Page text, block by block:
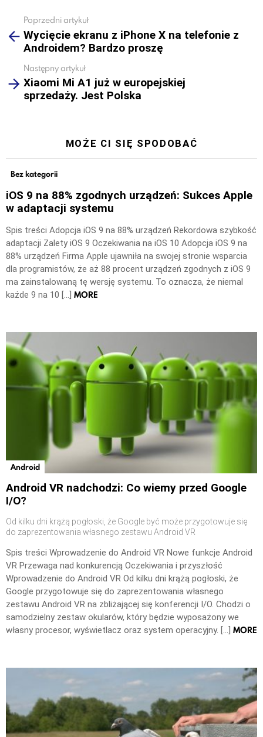
more
Poprzedni artykuł
Wycięcie ekranu z iPhone X na telefonie z
Androidem? Bardzo proszę
Następny artykuł
Xiaomi Mi A1 już w europejskiej
sprzedaży. Jest Polska
MOŻE CI SIĘ SPODOBAĆ
Bez kategorii
iOS 9 na 88% zgodnych urządzeń: Sukces Apple
w adaptacji systemu
Spis treści Adopcja iOS 9 na 88% urządzeń Rekordowa szybkość
adaptacji Zalety iOS 9 Oczekiwania na iOS 10 Adopcja iOS 9 na
88% urządzeń Firma Apple ujawniła na swojej stronie wsparcia
dla programistów, że aż 88 procent urządzeń zgodnych z iOS 9
ma zainstalowaną tę wersję systemu. To oznacza, że niemal
każde 9 na 10 […] MORE
Android
Android VR nadchodzi: Co wiemy przed Google
I/O?
Od kilku dni krążą pogłoski, że Google być może przygotowuje się
do zaprezentowania własnego zestawu Android VR
Spis treści Wprowadzenie do Android VR Nowe funkcje Android
VR Przewaga nad konkurencją Oczekiwania i przyszłość
Wprowadzenie do Android VR Od kilku dni krążą pogłoski, że
Google przygotowuje się do zaprezentowania własnego
zestawu Android VR na zbliżającej się konferencji I/O. Chodzi o
samodzielny zestaw okularów, który będzie wyposażony we
własny procesor, wyświetlacz oraz system operacyjny. […] MORE